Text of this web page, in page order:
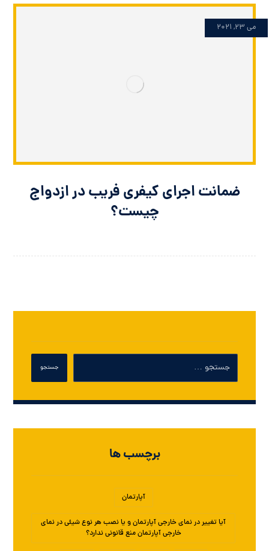
ضمانت اجرای کیفری فریب در ازدواج
چیست؟
می 23, 2021
برچسب ها
آپارتمان
آیا تغییر در نمای خارجی آپارتمان و یا نصب هر نوع شیئی در نمای
خارجی آپارتمان منع قانونی ندارد؟